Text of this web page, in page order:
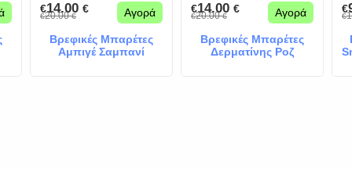
€14.00 €
€20.00€ Αγορά
Βρεφικές Μπαρέτες
Αμπιγέ Σαμπανί
€14.00 €
€20.00€ Αγορά
Βρεφικές Μπαρέτες
Δερματίνης Ροζ
€
€